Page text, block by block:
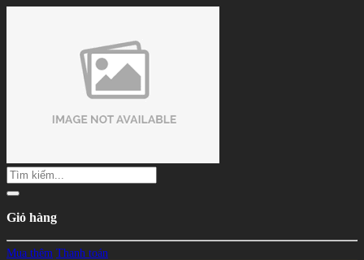
Giỏ hàng
Mua thêm Thanh toán